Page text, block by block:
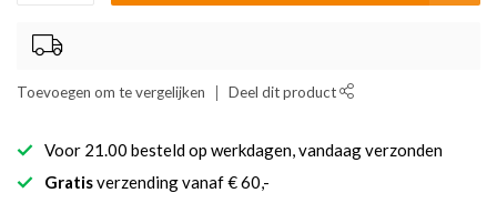
Toevoegen om te vergelijken Deel dit product
Voor 21.00 besteld op werkdagen, vandaag verzonden
Gratisverzending vanaf € 60,-